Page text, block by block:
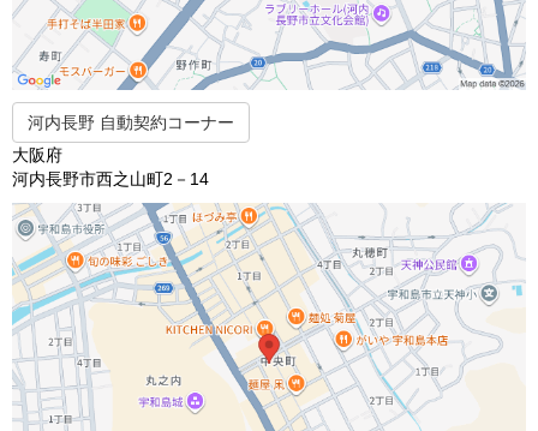
河内長野 自動契約コーナー
大阪府
河内長野市西之山町2－14